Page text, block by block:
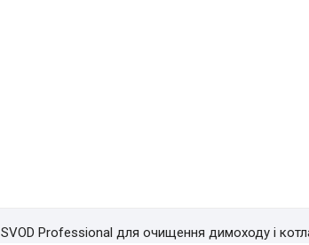
SVOD Professional для очищення димоходу і